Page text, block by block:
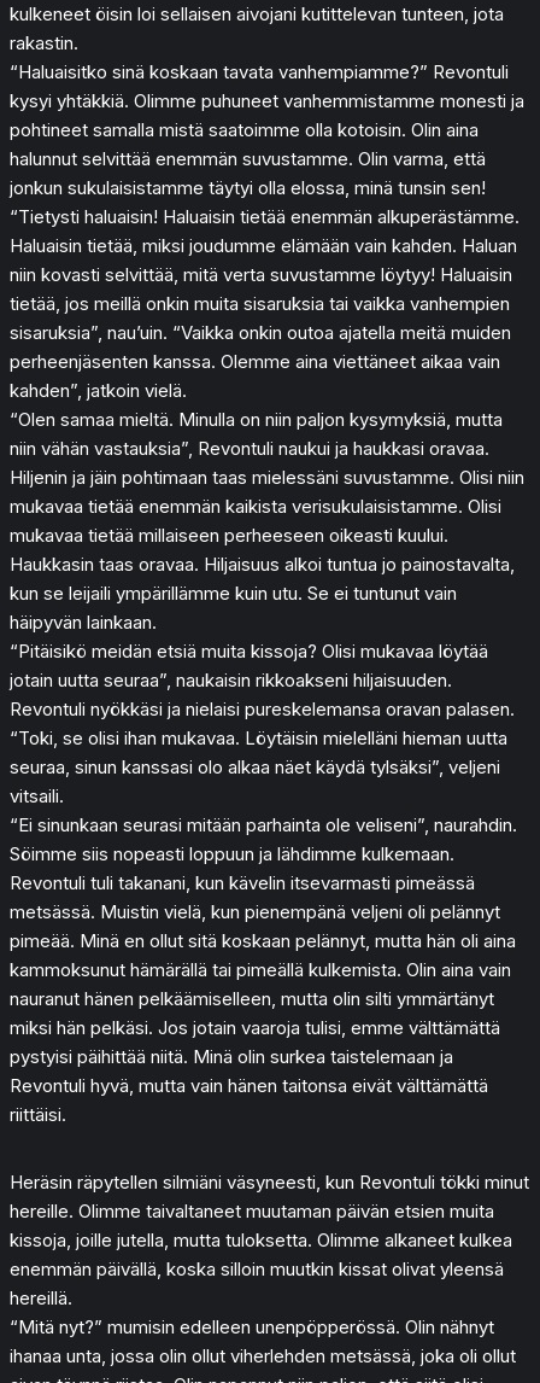
kulkeneet öisin loi sellaisen aivojani kutittelevan tunteen, jota
rakastin.
“Haluaisitko sinä koskaan tavata vanhempiamme?” Revontuli
kysyi yhtäkkiä. Olimme puhuneet vanhemmistamme monesti ja
pohtineet samalla mistä saatoimme olla kotoisin. Olin aina
halunnut selvittää enemmän suvustamme. Olin varma, että
jonkun sukulaisistamme täytyi olla elossa, minä tunsin sen!
“Tietysti haluaisin! Haluaisin tietää enemmän alkuperästämme.
Haluaisin tietää, miksi joudumme elämään vain kahden. Haluan
niin kovasti selvittää, mitä verta suvustamme löytyy! Haluaisin
tietää, jos meillä onkin muita sisaruksia tai vaikka vanhempien
sisaruksia”, nau’uin. “Vaikka onkin outoa ajatella meitä muiden
perheenjäsenten kanssa. Olemme aina viettäneet aikaa vain
kahden”, jatkoin vielä.
“Olen samaa mieltä. Minulla on niin paljon kysymyksiä, mutta
niin vähän vastauksia”, Revontuli naukui ja haukkasi oravaa.
Hiljenin ja jäin pohtimaan taas mielessäni suvustamme. Olisi niin
mukavaa tietää enemmän kaikista verisukulaisistamme. Olisi
mukavaa tietää millaiseen perheeseen oikeasti kuului.
Haukkasin taas oravaa. Hiljaisuus alkoi tuntua jo painostavalta,
kun se leijaili ympärillämme kuin utu. Se ei tuntunut vain
häipyvän lainkaan.
“Pitäisikö meidän etsiä muita kissoja? Olisi mukavaa löytää
jotain uutta seuraa”, naukaisin rikkoakseni hiljaisuuden.
Revontuli nyökkäsi ja nielaisi pureskelemansa oravan palasen.
“Toki, se olisi ihan mukavaa. Löytäisin mielelläni hieman uutta
seuraa, sinun kanssasi olo alkaa näet käydä tylsäksi”, veljeni
vitsaili.
“Ei sinunkaan seurasi mitään parhainta ole veliseni”, naurahdin.
Söimme siis nopeasti loppuun ja lähdimme kulkemaan.
Revontuli tuli takanani, kun kävelin itsevarmasti pimeässä
metsässä. Muistin vielä, kun pienempänä veljeni oli pelännyt
pimeää. Minä en ollut sitä koskaan pelännyt, mutta hän oli aina
kammoksunut hämärällä tai pimeällä kulkemista. Olin aina vain
nauranut hänen pelkäämiselleen, mutta olin silti ymmärtänyt
miksi hän pelkäsi. Jos jotain vaaroja tulisi, emme välttämättä
pystyisi päihittää niitä. Minä olin surkea taistelemaan ja
Revontuli hyvä, mutta vain hänen taitonsa eivät välttämättä
riittäisi.
Heräsin räpytellen silmiäni väsyneesti, kun Revontuli tökki minut
hereille. Olimme taivaltaneet muutaman päivän etsien muita
kissoja, joille jutella, mutta tuloksetta. Olimme alkaneet kulkea
enemmän päivällä, koska silloin muutkin kissat olivat yleensä
hereillä.
“Mitä nyt?” mumisin edelleen unenpöpperössä. Olin nähnyt
ihanaa unta, jossa olin ollut viherlehden metsässä, joka oli ollut